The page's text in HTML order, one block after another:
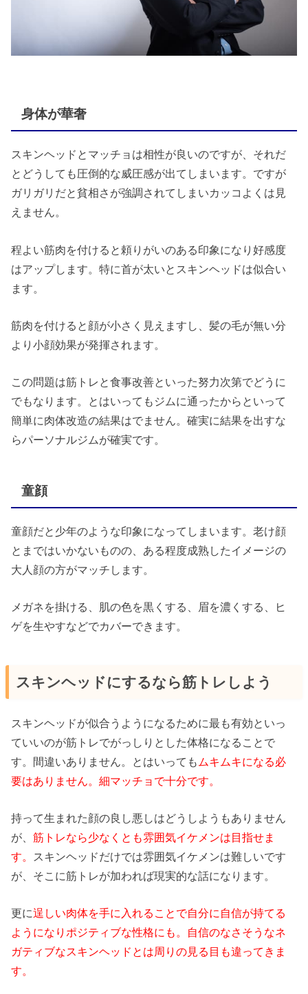
身体が華奢
スキンヘッドとマッチョは相性が良いのですが、それだ
とどうしても圧倒的な威圧感が出てしまいます。ですが
ガリガリだと貧相さが強調されてしまいカッコよくは見
えません。
程よい筋肉を付けると頼りがいのある印象になり好感度
はアップします。特に首が太いとスキンヘッドは似合い
ます。
筋肉を付けると顔が小さく見えますし、髪の毛が無い分
より小顔効果が発揮されます。
この問題は筋トレと食事改善といった努力次第でどうに
でもなります。とはいってもジムに通ったからといって
簡単に肉体改造の結果はでません。確実に結果を出すな
らパーソナルジムが確実です。
童顔
童顔だと少年のような印象になってしまいます。老け顔
とまではいかないものの、ある程度成熟したイメージの
大人顔の方がマッチします。
メガネを掛ける、肌の色を黒くする、眉を濃くする、ヒ
ゲを生やすなどでカバーできます。
スキンヘッドにするなら筋トレしよう
スキンヘッドが似合うようになるために最も有効といっ
ていいのが筋トレでがっしりとした体格になることで
す。間違いありません。とはいっても ムキムキになる必
要はありません。細マッチョで十分です。
持って生まれた顔の良し悪しはどうしようもありません
が、筋トレなら少なくとも雰囲気イケメンは目指せま
す。 スキンヘッドだけでは雰囲気イケメンは難しいです
が、そこに筋トレが加われば現実的な話になります。
更に逞しい肉体を手に入れることで自分に自信が持てる
ようになりポジティブな性格にも。自信のなさそうなネ
ガティブなスキンヘッドとは周りの見る目も違ってきま
す。